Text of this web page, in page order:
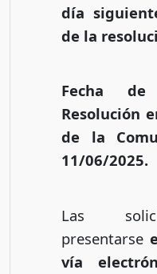
día
de la
Fecha
Resolución
de la
11/06/2025.
Las
presentarse
vía